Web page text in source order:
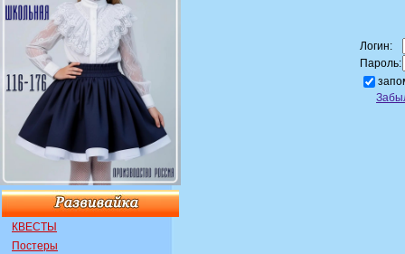
КВЕСТЫ
Постеры
Логин:
Пароль: